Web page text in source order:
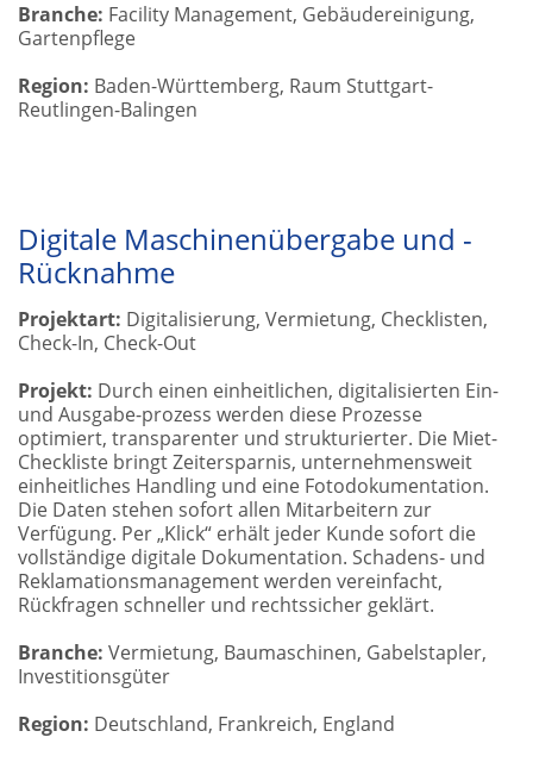
Branche: Facility Management, Gebäudereinigung,
Gartenpflege
Region: Baden-Württemberg, Raum Stuttgart-
Reutlingen-Balingen
Digitale Maschinenübergabe und -
Rücknahme
Projektart: Digitalisierung, Vermietung, Checklisten,
Check-In, Check-Out
Projekt: Durch einen einheitlichen, digitalisierten Ein-
und Ausgabe-prozess werden diese Prozesse
optimiert, transparenter und strukturierter. Die Miet-
Checkliste bringt Zeitersparnis, unternehmensweit
einheitliches Handling und eine Fotodokumentation.
Die Daten stehen sofort allen Mitarbeitern zur
Verfügung. Per „Klick“ erhält jeder Kunde sofort die
vollständige digitale Dokumentation. Schadens- und
Reklamationsmanagement werden vereinfacht,
Rückfragen schneller und rechtssicher geklärt.
Branche: Vermietung, Baumaschinen, Gabelstapler,
Investitionsgüter
Region: Deutschland, Frankreich, England